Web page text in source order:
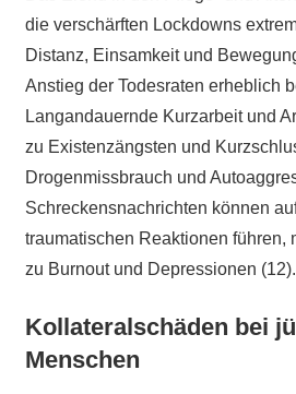
die verschärften Lockdowns
Distanz, Einsamkeit und
Anstieg der Todesraten erheblich
Langandauernde Kurzarbeit und
zu Existenzängsten und
Drogenmissbrauch und
Schreckensnachrichten können
traumatischen Reaktionen führen,
zu Burnout und Depressionen (12).
Kollateralschäden bei
Menschen